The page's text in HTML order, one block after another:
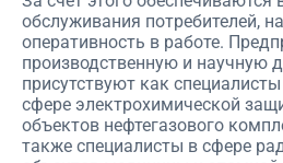
обслуживания потребителей,
оперативность в работе.
производственную и научную
присутствуют как
сфере электрохимической
объектов нефтегазового
также специалисты в сфере